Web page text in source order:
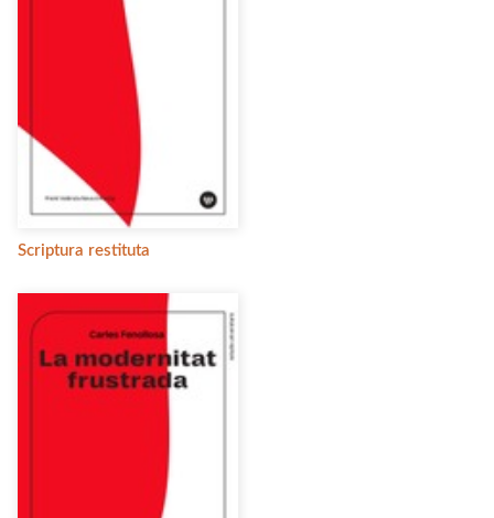
Scriptura restituta